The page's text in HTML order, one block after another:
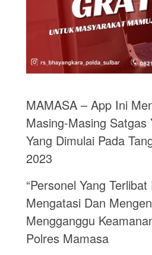
MAMASA – App Ini
Masing-Masing Satgas
Yang Dimulai Pada
2023
“Personel Yang
Mengatasi Dan
Mengganggu
Polres Mamasa